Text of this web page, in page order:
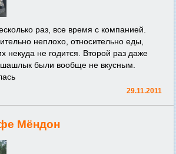
раз, все время с компанией.
неплохо, относительно еды,
некуда не годится. Второй раз даже
шашлык были вообще не вкусным.
29.11.2011
Мёндон